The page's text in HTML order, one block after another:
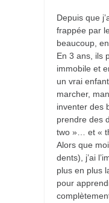
Depuis que
frappée par
beaucoup,
En 3 ans, ils
immobile et
un vrai
marcher,
inventer des
prendre des
two »… et «
Alors que
dents), j’ai
plus en plus
pour